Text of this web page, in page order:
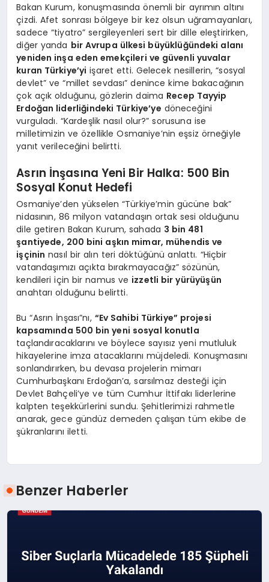
Bakan Kurum, konuşmasında önemli bir ayrımın altını
çizdi. Afet sonrası bölgeye bir kez olsun uğramayanları,
sadece “tiyatro” sergileyenleri sert bir dille eleştirirken,
diğer yanda bir Avrupa ülkesi büyüklüğündeki alanı
yeniden inşa eden emekçileri ve güvenli yuvalar
kuran Türkiye’yi işaret etti. Gelecek nesillerin, “sosyal
devlet” ve “millet sevdası” denince kime bakacağının
çok açık olduğunu, gözlerin daima Recep Tayyip
Erdoğan liderliğindeki Türkiye’ye döneceğini
vurguladı. “Kardeşlik nasıl olur?” sorusuna ise
milletimizin ve özellikle Osmaniye’nin eşsiz örneğiyle
yanıt verileceğini belirtti.
Asrın İnşasına Yeni Bir Halka: 500 Bin
Sosyal Konut Hedefi
Osmaniye’den yükselen “Türkiye’min gücüne bak”
nidasının, 86 milyon vatandaşın ortak sesi olduğunu
dile getiren Bakan Kurum, sahada 3 bin 481
şantiyede, 200 bini aşkın mimar, mühendis ve
işçinin nasıl bir alın teri döktüğünü anlattı. “Hiçbir
vatandaşımızı açıkta bırakmayacağız” sözünün,
kendileri için bir namus ve izzetli bir yürüyüşün
anahtarı olduğunu belirtti.
Bu “Asrın İnşası”nı, “Ev Sahibi Türkiye” projesi
kapsamında 500 bin yeni sosyal konutla
taçlandıracaklarını ve böylece sayısız yeni mutluluk
hikayelerine imza atacaklarını müjdeledi. Konuşmasını
sonlandırırken, bu devasa projelerin mimarı
Cumhurbaşkanı Erdoğan’a, sarsılmaz desteği için
Devlet Bahçeli’ye ve tüm Cumhur İttifakı liderlerine
kalpten teşekkürlerini sundu. Şehitlerimizi rahmetle
anarak, gece gündüz demeden çalışan tüm ekibe de
şükranlarını iletti.
Benzer Haberler